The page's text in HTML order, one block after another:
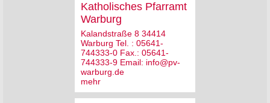
Katholisches Pfarramt
Warburg
Kalandstraße 8 34414
Warburg Tel. : 05641-
744333-0 Fax.: 05641-
744333-9 Email: info@pv-
warburg.de
mehr